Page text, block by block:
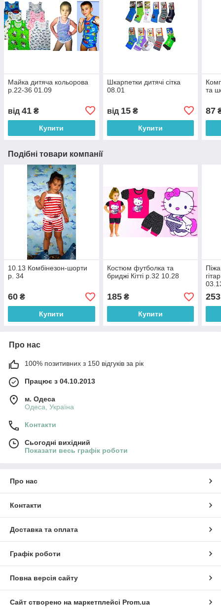
Майка дитяча кольорова
р.22-36 01.09
від 41 ₴
Купити
Шкарпетки дитячі сітка
08.01
від 15₴
Купити
та
87
Подібні товари компанії
10.13 Комбінезон-шорти
р. 34
60 ₴
Купити
Костюм футболка та
бриджі Кітті р.32 10.28
185₴
Купити
253
Про нас
100% позитивних з 150 відгуків за рік
Працює з 04.10.2013
м. Одеса
Одеса, Україна
Контакти
Сьогодні вихідний
Показати весь графік роботи
Про нас
Контакти
Доставка та оплата
Графік роботи
Повна версія сайту
Сайт створено на маркетплейсі Prom.ua